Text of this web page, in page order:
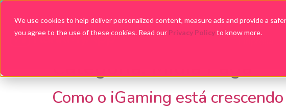
We use cookies to help deliver personalized content, measure ads and provide a
you agree to the use of these cookies. Read our Privacy Policyto know more.
Como o iGaming está